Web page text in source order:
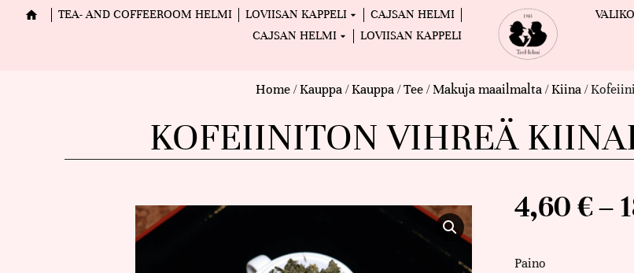
TEA- AND COFFEEROOM HELMI LOVIISAN KAPPELI
CAJSAN HELMI
CAJSAN HELMI
LOVIISAN KAPPELI
Home/Kauppa/Kauppa/Tee/Makuja maailmalta/Kiina/
KOFEIINITON VIHREÄ
4,60€–
Paino